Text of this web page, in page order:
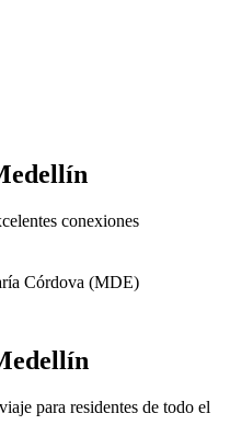
conexiones
Córdova (MDE)
para residentes de todo el